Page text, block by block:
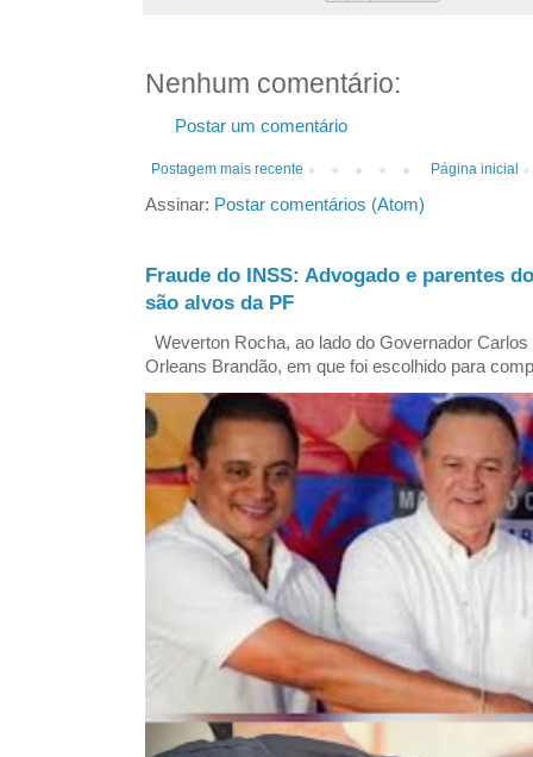
Nenhum comentário:
Postar um comentário
Postagem mais recente Página inicial
Assinar: Postar comentários (Atom)
Fraude do INSS: Advogado e parentes
são alvos da PF
Weverton Rocha, ao lado do Governador
Orleans Brandão, em que foi escolhido para